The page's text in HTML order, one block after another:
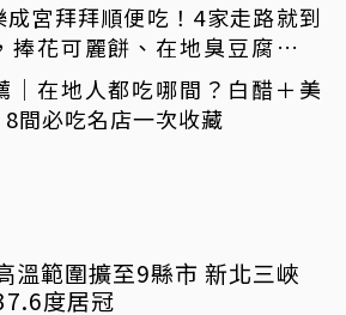
成宮拜拜順便吃！4家走路就到
花可麗餅、在地臭豆腐、烤
｜在地人都吃哪間？白醋＋美
間必吃名店一次收藏
溫範圍擴至9縣市 新北三峽
度居冠